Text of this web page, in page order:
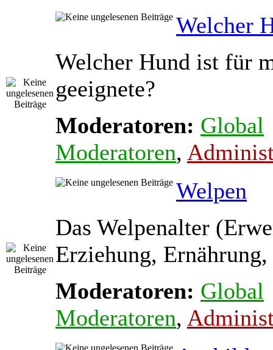
Welcher
Welcher Hund ist für
geeignete?
Moderatoren: Global
Moderatoren,
Welpen
Das Welpenalter
Erziehung,
Moderatoren: Global
Moderatoren,